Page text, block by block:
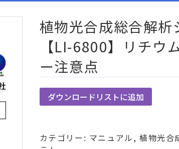
植物光合成総合解析
【LI-6800】リチウ
ー注意点
ダウンロードリストに追加
カテゴリー: マニュアル,植物光合